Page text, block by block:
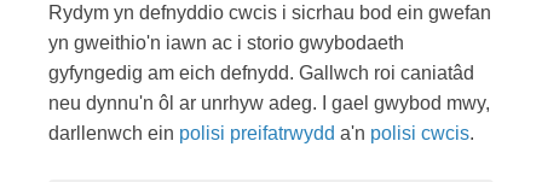
Rydym yn defnyddio cwcis i sicrhau bod ein gwefan
yn gweithio'n iawn ac i storio gwybodaeth
gyfyngedig am eich defnydd. Gallwch roi caniatâd
neu dynnu'n ôl ar unrhyw adeg. I gael gwybod mwy,
darllenwch ein polisi preifatrwydd a'n polisi cwcis.
Dysgwch am rywfaint o'r gwaith gwastraff ac ailgylchu
mae'r Cyngor yn ei wneud fel rhan o Brosiect Zero.